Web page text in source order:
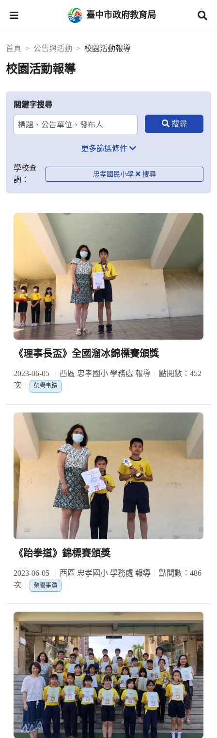
臺中市政府教育局
首頁 公告與活動 校園活動報導
校園活動報導
關鍵字搜尋
更多篩選條件
學校查
詢：
忠孝國民小學
《理事長盃》全國溜冰錦標賽頒獎
2023-06-05 西區 忠孝國小 學務處 報導
點閱數：452
次
榮譽事蹟
《跆拳道》錦標賽頒獎
2023-06-05 西區 忠孝國小 學務處 報導
點閱數：486
次
榮譽事蹟